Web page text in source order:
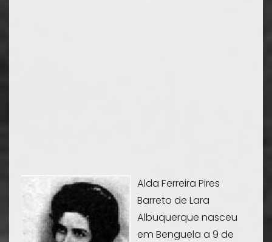
Alda Ferreira Pires
Barreto de Lara
Albuquerque nasceu
em Benguela a 9 de